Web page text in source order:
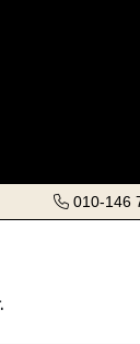
010-146